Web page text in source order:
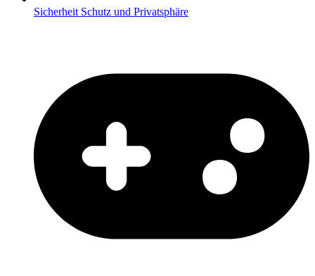
Sicherheit Schutz und Privatsphäre